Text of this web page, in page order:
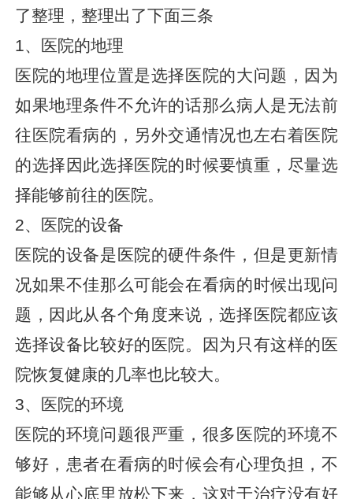
了整理，整理出了下面三条
1、医院的地理
医院的地理位置是选择医院的大问题，因为
如果地理条件不允许的话那么病人是无法前
往医院看病的，另外交通情况也左右着医院
的选择因此选择医院的时候要慎重，尽量选
择能够前往的医院。
2、医院的设备
医院的设备是医院的硬件条件，但是更新情
况如果不佳那么可能会在看病的时候出现问
题，因此从各个角度来说，选择医院都应该
选择设备比较好的医院。因为只有这样的医
院恢复健康的几率也比较大。
3、医院的环境
医院的环境问题很严重，很多医院的环境不
够好，患者在看病的时候会有心理负担，不
能够从心底里放松下来，这对于治疗没有好